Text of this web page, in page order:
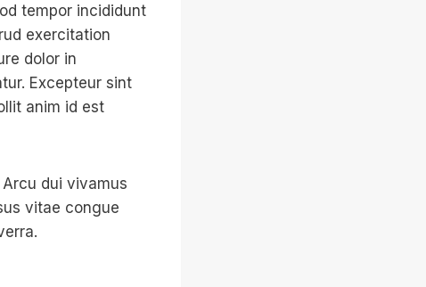
tempor incididunt
exercitation
dolor in
Excepteur sint
anim id est
dui vivamus
vitae congue